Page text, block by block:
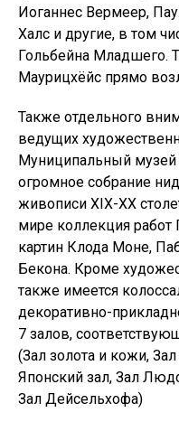
Иоганнес Вермеер,
Халс и другие, в том
Гольбейна Младшего.
Маурицхёйс прямо
Также отдельного
ведущих
Муниципальный музей
огромное собрание
живописи XIX-XX
мире коллекция
картин Клода Моне,
Бекона. Кроме
также имеется
декоративно-
7 залов,
(Зал золота и кожи,
Японский зал, Зал
Зал Дейсельхофа)